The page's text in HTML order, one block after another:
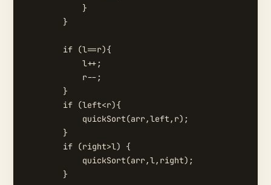
            }
        }
        if (l==r){
            l++;
            r--;
        }
        if (left<r){
            quickSort(arr,left,r);
        }
        if (right>l) {
            quickSort(arr,l,right);
        }